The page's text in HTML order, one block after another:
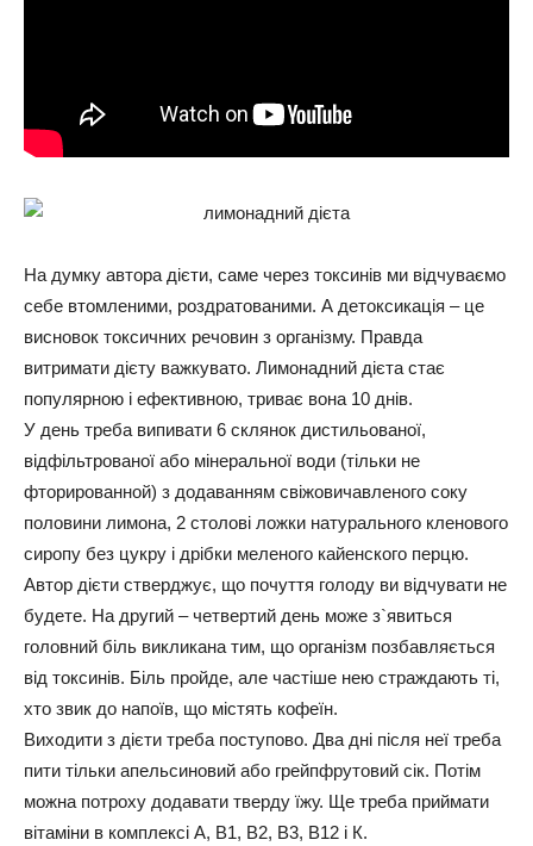
На думку автора дієти, саме через токсинів ми відчуваємо
себе втомленими, роздратованими. А детоксикація – це
висновок токсичних речовин з організму. Правда
витримати дієту важкувато. Лимонадний дієта стає
популярною і ефективною, триває вона 10 днів.
У день треба випивати 6 склянок дистильованої,
відфільтрованої або мінеральної води (тільки не
фторированной) з додаванням свіжовичавленого соку
половини лимона, 2 столові ложки натурального кленового
сиропу без цукру і дрібки меленого кайенского перцю.
Автор дієти стверджує, що почуття голоду ви відчувати не
будете. На другий – четвертий день може з`явиться
головний біль викликана тим, що організм позбавляється
від токсинів. Біль пройде, але частіше нею страждають ті,
хто звик до напоїв, що містять кофеїн.
Виходити з дієти треба поступово. Два дні після неї треба
пити тільки апельсиновий або грейпфрутовий сік. Потім
можна потроху додавати тверду їжу. Ще треба приймати
вітаміни в комплексі А, В1, В2, В3, В12 і К.